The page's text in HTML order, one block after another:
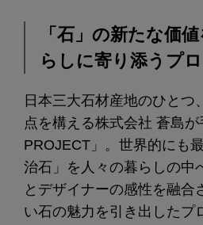
「石」の新たな価
らしに寄り添うプ
日本三大石材産地のひとつ
点を構える株式会社 蒼島
PROJECT」。世界的にも
治石」を人々の暮らしの中
とデザイナーの感性を融合
い石の魅力を引き出したプ